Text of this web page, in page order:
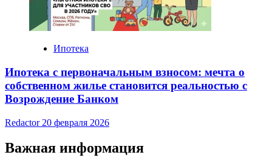
Ипотека
Ипотека с первоначальным взносом: мечта о
собственном жилье становится реальностью с
Возрождение Банком
Redactor 20 февраля 2026
Важная информация